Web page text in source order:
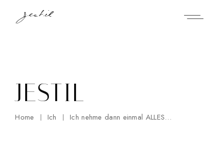
content
JESTIL
Home Ich Ich nehme dann einmal ALLES…